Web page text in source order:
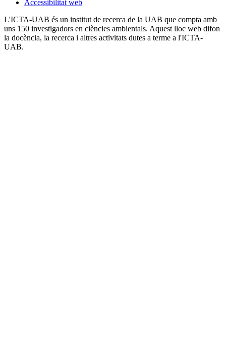
Accessibilitat web
L'ICTA-UAB és un institut de recerca de la UAB que compta amb
uns 150 investigadors en ciències ambientals. Aquest lloc web difon
la docència, la recerca i altres activitats dutes a terme a l'ICTA-
UAB.